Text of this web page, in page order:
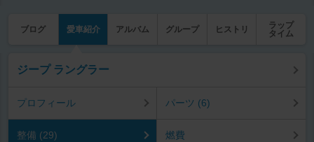
ブログ 愛車紹介 アルバム グループ ヒストリ
ラップ
タイム
ジープ ラングラー
プロフィール パーツ (6)
整備 (29) 燃費